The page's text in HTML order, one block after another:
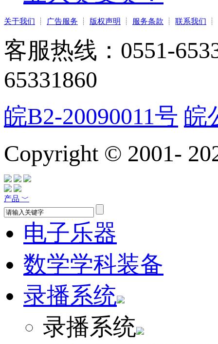
关于我们 ┊ 广告服务 ┊ 版权声明 ┊ 服务条款 ┊ 联系我们 ┊
客服热线：0551-
65331860
皖B2-20090011号 皖
Copyright © 2001-
产品 ﹀
电子乐器
数学学科装备
录播系统
录播系统